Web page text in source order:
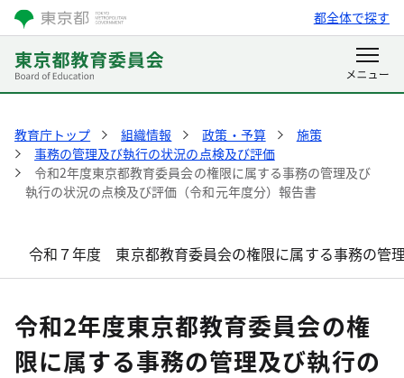
都全体で探す
教育庁トップ 組織情報 政策・予算
施策
事務の管理及び執行の状況の点検及び評価
令和2年度東京都教育委員会の権限に属する事務の管理及び
執行の状況の点検及び評価（令和元年度分）報告書
令和７年度 東京都教育委員会の権限に属する事務の管
令和2年度東京都教育委員会の権
限に属する事務の管理及び執行の